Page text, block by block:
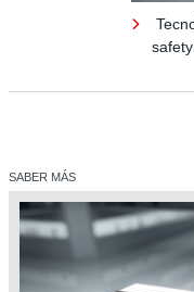
SABER MÁS